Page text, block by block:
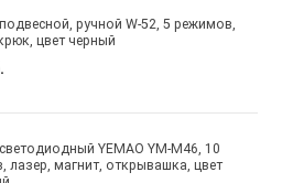
ручной W-52, 5 режимов,
цвет черный
YEMAO YM-M46, 10
лазер, магнит, открывашка, цвет